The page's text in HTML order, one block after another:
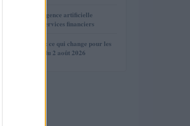
Comment l’intelligence artificielle
révolutionne les services financiers
Transparence IA : ce qui change pour les
éditeurs à partir du 2 août 2026